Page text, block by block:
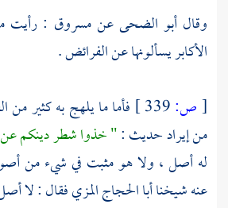
وقالأبو الضحىعنمسروق : رأيت
الأكابر يسألونها عن الفرائض .
[ص:
فأما ما يلهج به كثير من
من إيراد حديث :" خذوا شطر دينكم عن
له أصل ، ولا هو مثبت في شيء من
عنه شيخناأبا الحجاج المزيفقال : لا